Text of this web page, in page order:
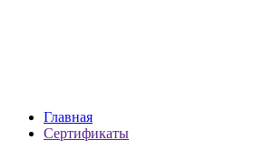
Главная
Сертификаты